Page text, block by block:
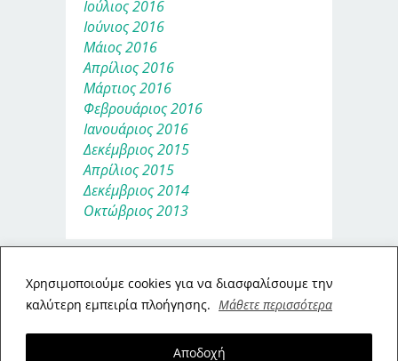
Xρησιμοποιούμε cookies για να διασφαλίσουμε την
καλύτερη εμπειρία πλοήγησης. Μάθετε περισσότερα
Αποδοχή
Ιούλιος 2016
Ιούνιος 2016
Μάιος 2016
Απρίλιος 2016
Μάρτιος 2016
Φεβρουάριος 2016
Ιανουάριος 2016
Δεκέμβριος 2015
Απρίλιος 2015
Δεκέμβριος 2014
Οκτώβριος 2013